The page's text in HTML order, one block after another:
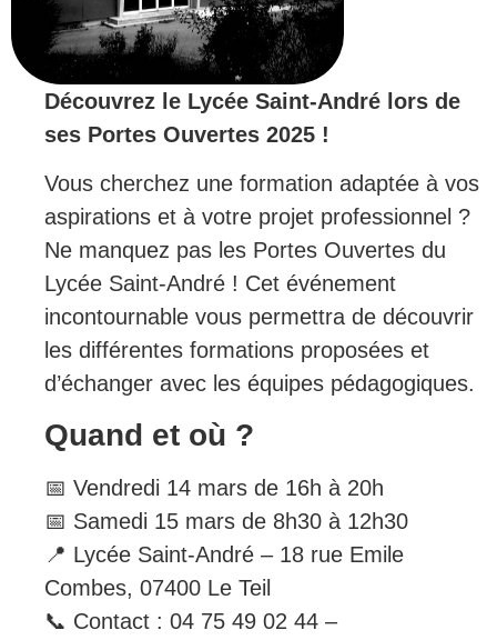
Découvrez le Lycée Saint-André lors de
ses Portes Ouvertes 2025 !
Vous cherchez une formation adaptée à vos
aspirations et à votre projet professionnel ?
Ne manquez pas les Portes Ouvertes du
Lycée Saint-André ! Cet événement
incontournable vous permettra de découvrir
les différentes formations proposées et
d’échanger avec les équipes pédagogiques.
Quand et où ?
📅 Vendredi 14 mars de 16h à 20h
📅 Samedi 15 mars de 8h30 à 12h30
📍 Lycée Saint-André – 18 rue Emile
Combes, 07400 Le Teil
📞 Contact : 04 75 49 02 44 –